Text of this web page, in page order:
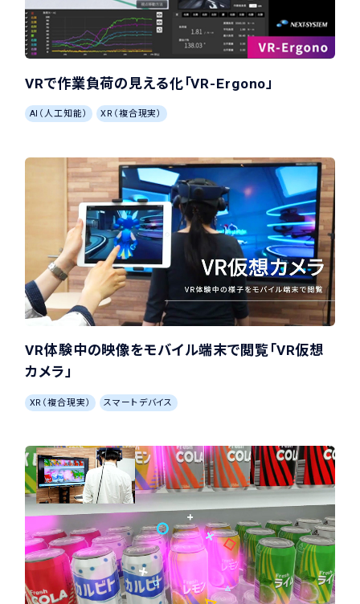
VRで作業負荷の見える化「VR-Ergono」
AI（人工知能） XR（複合現実）
VR体験中の映像をモバイル端末で閲覧「VR仮想
カメラ」
XR（複合現実） スマートデバイス